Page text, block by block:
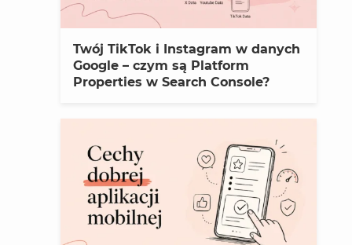
Twój TikTok i Instagram w danych
Google – czym są Platform
Properties w Search Console?